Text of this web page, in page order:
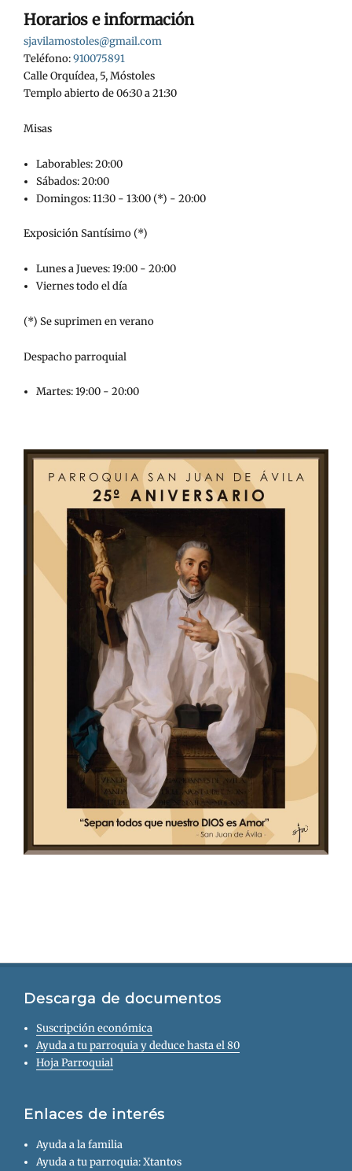
Horarios e información
sjavilamostoles@gmail.com
Teléfono:910075891
Calle Orquídea, 5, Móstoles
Templo abierto de 06:30 a 21:30
Misas
Laborables: 20:00
Sábados: 20:00
Domingos: 11:30 - 13:00 (*) - 20:00
Exposición Santísimo (*)
Lunes a Jueves: 19:00 - 20:00
Viernes todo el día
(*) Se suprimen en verano
Despacho parroquial
Martes: 19:00 - 20:00
Descarga de documentos
Suscripción económica
Ayuda a tu parroquia y deduce hasta el 80
Hoja Parroquial
Enlaces de interés
Ayuda a la familia
Ayuda a tu parroquia: Xtantos